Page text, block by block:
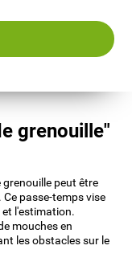
grenouille"
peut être
passe-temps vise
l'estimation.
mouches en
les obstacles sur le